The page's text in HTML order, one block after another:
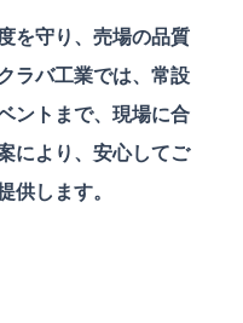
を守り、売場の品質
ラバ工業では、常設
ントまで、現場に合
により、安心してご
供します。